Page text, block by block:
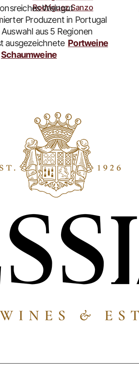
Saumur
Rodriguez Sanzo
Weingut
Produzent in Portugal
aus 5 Regionen
ausgezeichnete Portweine
Schaumweine